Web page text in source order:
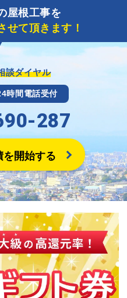
屋根工事を
せて頂きます！
談ダイヤル
時間電話受付
287
を開始する